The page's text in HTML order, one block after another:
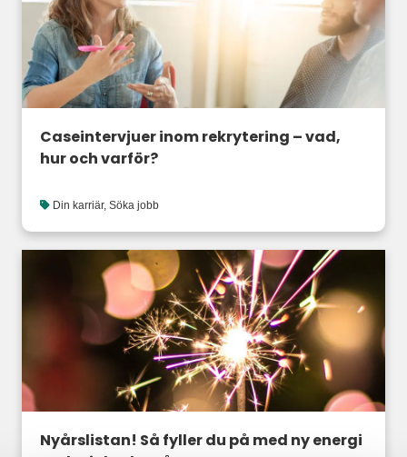
Caseintervjuer inom rekrytering – vad,
hur och varför?
Din karriär, Söka jobb
Nyårslistan! Så fyller du på med ny energi